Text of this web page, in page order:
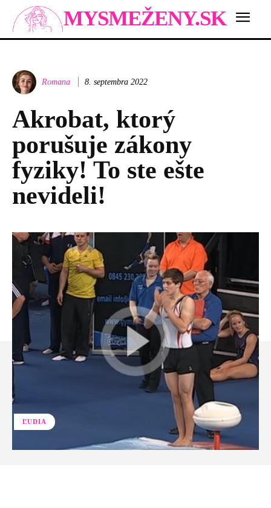
MYSMEŽENY.SK
Romana 8. septembra 2022
Akrobat, ktorý
porušuje zákony
fyziky! To ste ešte
nevideli!
ĽUDIA